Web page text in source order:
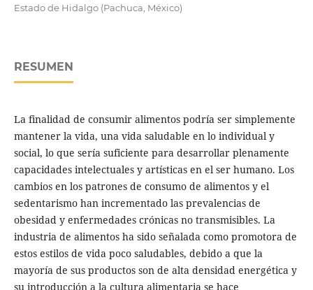
Estado de Hidalgo (Pachuca, México)
RESUMEN
La finalidad de consumir alimentos podría ser simplemente
mantener la vida, una vida saludable en lo individual y
social, lo que sería suficiente para desarrollar plenamente
capacidades intelectuales y artísticas en el ser humano. Los
cambios en los patrones de consumo de alimentos y el
sedentarismo han incrementado las prevalencias de
obesidad y enfermedades crónicas no transmisibles. La
industria de alimentos ha sido señalada como promotora de
estos estilos de vida poco saludables, debido a que la
mayoría de sus productos son de alta densidad energética y
su introducción a la cultura alimentaria se hace